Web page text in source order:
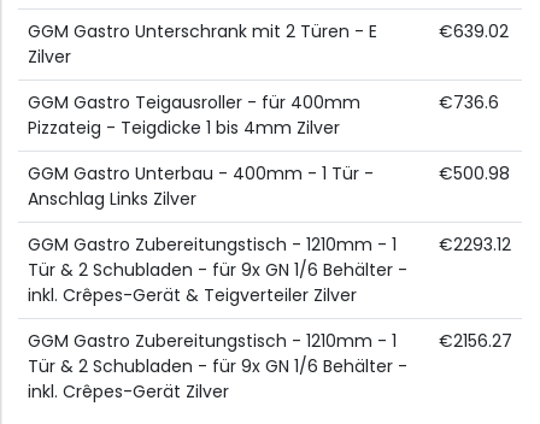
GGM Gastro Unterschrank mit 2 Türen - E
Zilver
€639.02
GGM Gastro Teigausroller - für 400mm
Pizzateig - Teigdicke 1 bis 4mm Zilver
€736.6
GGM Gastro Unterbau - 400mm - 1 Tür -
Anschlag Links Zilver
€500.98
GGM Gastro Zubereitungstisch - 1210mm - 1
Tür & 2 Schubladen - für 9x GN 1/6 Behälter -
inkl. Crêpes-Gerät & Teigverteiler Zilver
€2293.12
GGM Gastro Zubereitungstisch - 1210mm - 1
Tür & 2 Schubladen - für 9x GN 1/6 Behälter -
inkl. Crêpes-Gerät Zilver
€2156.27